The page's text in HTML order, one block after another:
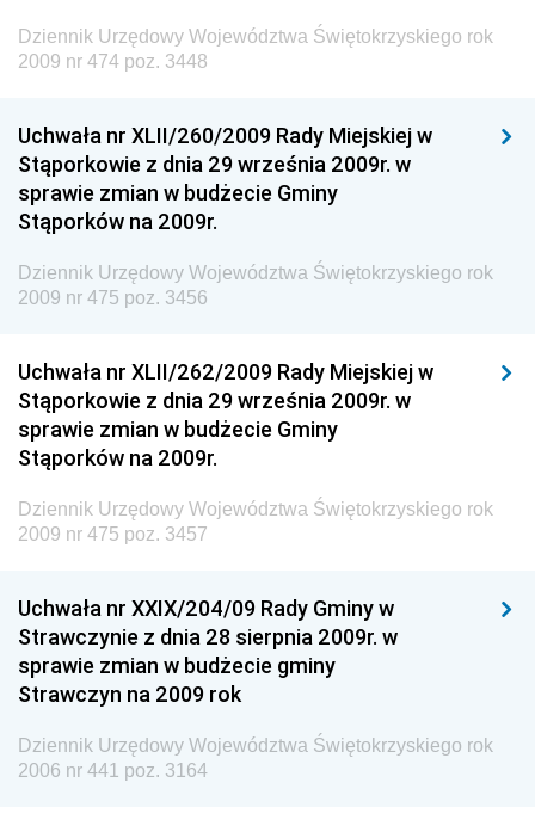
Dziennik Urzędowy Ministra Transportu, Budownictwa
i Gospodarki Morskiej
Dziennik Urzędowy Ministra Spraw Zagranicznych
Dziennik Urzędowy Centralnego Biura
Antykorupcyjnego
Wewnętrznego
Dziennik Urzędowy Urzędu Patentowego
Dziennik Urzędowy Generalnej Dyrekcji Dróg
Krajowych i Autostrad
Dziennik Urzędowy Ministra Środowiska
Dziennik Urzędowy Ministra Edukacji
Dziennik Urzędowy Ministra Przemysłu
Dziennik Urzędowy Ministra Finansów i Gospodarki
Dziennik Urzędowy Ministra do Spraw Unii
Dziennik Urzędowy Agencji Wywiadu
Dziennik Urzędowy Województwa Świętokrzyskiego rok
2009 nr 474 poz. 3448
Uchwała nr XLII/260/2009 Rady Miejskiej w
Stąporkowie z dnia 29 września 2009r. w
sprawie zmian w budżecie Gminy
Stąporków na 2009r.
Dziennik Urzędowy Województwa Świętokrzyskiego rok
2009 nr 475 poz. 3456
Uchwała nr XLII/262/2009 Rady Miejskiej w
Stąporkowie z dnia 29 września 2009r. w
sprawie zmian w budżecie Gminy
Stąporków na 2009r.
Dziennik Urzędowy Województwa Świętokrzyskiego rok
2009 nr 475 poz. 3457
Uchwała nr XXIX/204/09 Rady Gminy w
Strawczynie z dnia 28 sierpnia 2009r. w
sprawie zmian w budżecie gminy
Strawczyn na 2009 rok
Dziennik Urzędowy Województwa Świętokrzyskiego rok
2006 nr 441 poz. 3164